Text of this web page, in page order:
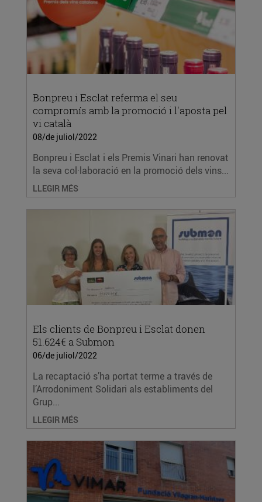
Bonpreu i Esclat referma el seu
compromís amb la promoció i l'aposta pel
vi català
08/de juliol/2022
Bonpreu i Esclat i els Premis Vinari han renovat
la seva col·laboració en la promoció dels vins...
LLEGIR MÉS
Els clients de Bonpreu i Esclat donen
51.624€ a Submon
06/de juliol/2022
La recaptació s’ha portat terme a través de
l’Arrodoniment Solidari als establiments del
Grup...
LLEGIR MÉS